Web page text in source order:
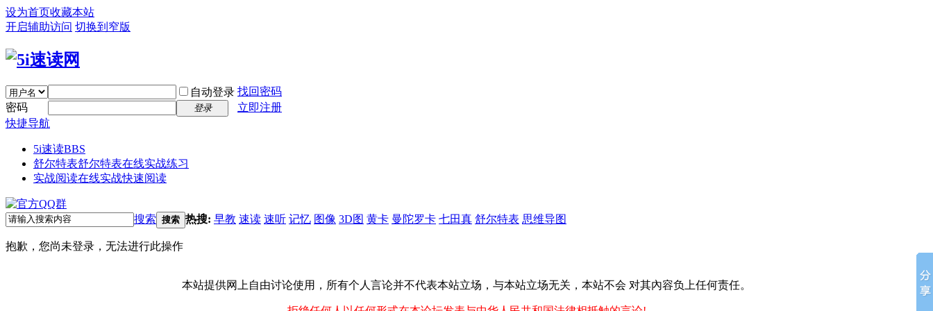
设为首页收藏本站
开启辅助访问 切换到窄版
自动登录 找回密码
密码
登录
立即注册
快捷导航
5i速读BBS
舒尔特表舒尔特表在线实战练习
实战阅读在线实战快速阅读
搜索 搜索 热搜: 早教 速读 速听 记忆 图像 3D图 黄卡 曼陀罗卡 七田真 舒尔特表 思维导图
抱歉，您尚未登录，无法进行此操作
本站提供网上自由讨论使用，所有个人言论并不代表本站立场，与本站立场无关，本站不会 对其內容负上任何责任。